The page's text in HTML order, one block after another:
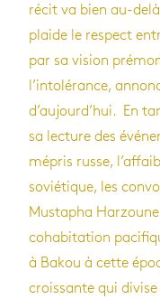
récit va bien au-delà
plaide le respect
par sa vision
l’intolérance,
d’aujourd’hui. En
sa lecture des
mépris russe,
soviétique, les
Mustapha
cohabitation
à Bakou à cette
croissante qui